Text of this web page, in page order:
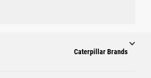
Caterpillar Brands